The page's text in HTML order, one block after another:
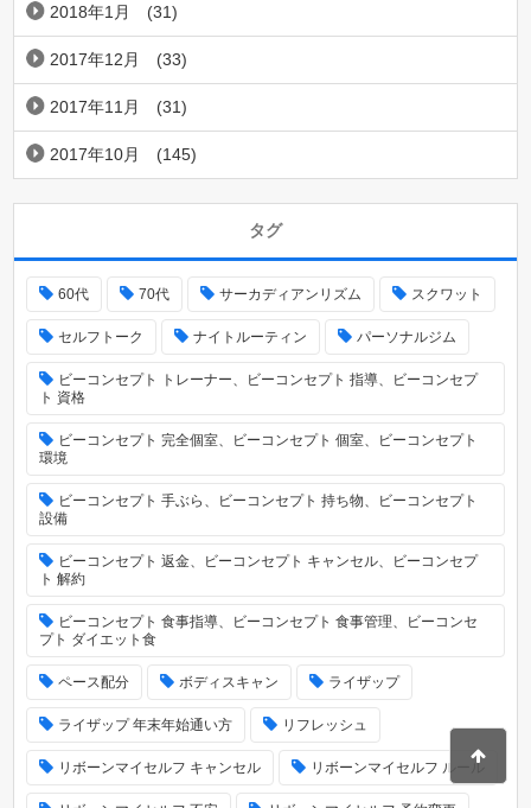
2018年1月 (31)
2017年12月 (33)
2017年11月 (31)
2017年10月 (145)
タグ
60代 70代 サーカディアンリズム スクワット
セルフトーク ナイトルーティン パーソナルジム
ビーコンセプト トレーナー、ビーコンセプト 指導、ビーコンセプ
ト 資格
ビーコンセプト 完全個室、ビーコンセプト 個室、ビーコンセプト
環境
ビーコンセプト 手ぶら、ビーコンセプト 持ち物、ビーコンセプト
設備
ビーコンセプト 返金、ビーコンセプト キャンセル、ビーコンセプ
ト 解約
ビーコンセプト 食事指導、ビーコンセプト 食事管理、ビーコンセ
プト ダイエット食
ペース配分 ボディスキャン ライザップ
ライザップ 年末年始通い方 リフレッシュ
リボーンマイセルフ キャンセル リボーンマイセルフ ルール